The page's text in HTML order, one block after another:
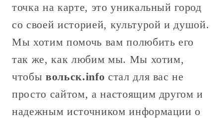
точка на карте, это уникальный город
со своей историей, культурой и душой.
Мы хотим помочь вам полюбить его
так же, как любим мы. Мы хотим,
чтобы вольск.info стал для вас не
просто сайтом, а настоящим другом и
надежным источником информации о